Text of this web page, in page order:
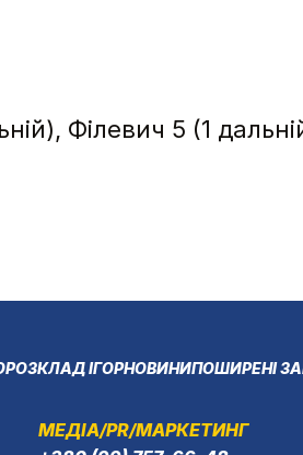
Філевич 5 (1
РОЗКЛАД ІГОРНОВИНИПОШИРЕНІ
МЕДІА/PR/МАРКЕТИНГ